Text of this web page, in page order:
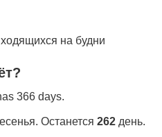
на будни
366 days.
Останется 262 день.